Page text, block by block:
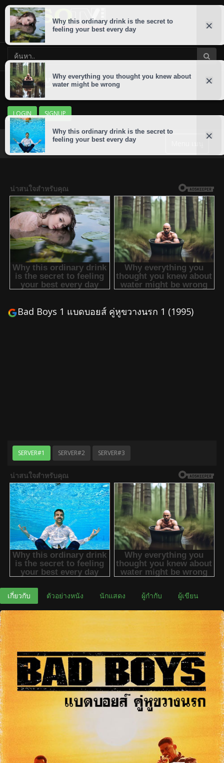
LOGIN SIGNUP
Bad Boys 1 แบดบอยส์ คู่หูขวางนรก 1 (1995)
SERVER#1 SERVER#2 SERVER#3
เกี่ยวกับ ตัวอย่างหนัง นักแสดง ผู้กำกับ ผู้เขียน